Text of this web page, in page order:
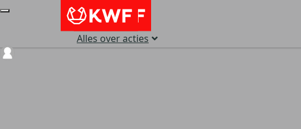
Alles over acties